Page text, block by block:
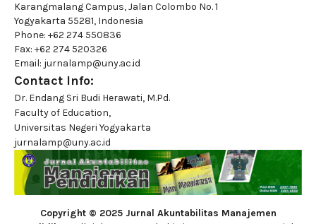
Karangmalang Campus, Jalan Colombo No. 1
Yogyakarta 55281, Indonesia
Phone: +62 274 550836
Fax: +62 274 520326
Email: jurnalamp@uny.ac.id
Contact Info:
Dr. Endang Sri Budi Herawati, M.Pd.
Faculty of Education,
Universitas Negeri Yogyakarta
jurnalamp@uny.ac.id
Copyright © 2025 Jurnal Akuntabilitas Manajemen